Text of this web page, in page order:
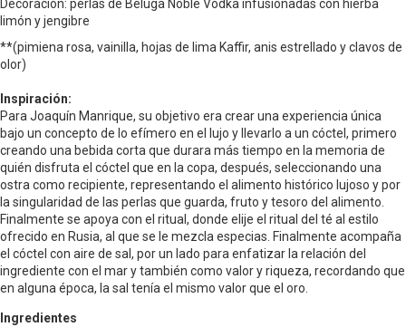
Decoración: perlas de Beluga Noble Vodka infusionadas con hierba
limón y jengibre
**(pimiena rosa, vainilla, hojas de lima Kaffir, anis estrellado y clavos de
olor)
Inspiración:
Para Joaquín Manrique, su objetivo era crear una experiencia única
bajo un concepto de lo efímero en el lujo y llevarlo a un cóctel, primero
creando una bebida corta que durara más tiempo en la memoria de
quién disfruta el cóctel que en la copa, después, seleccionando una
ostra como recipiente, representando el alimento histórico lujoso y por
la singularidad de las perlas que guarda, fruto y tesoro del alimento.
Finalmente se apoya con el ritual, donde elije el ritual del té al estilo
ofrecido en Rusia, al que se le mezcla especias. Finalmente acompaña
el cóctel con aire de sal, por un lado para enfatizar la relación del
ingrediente con el mar y también como valor y riqueza, recordando que
en alguna época, la sal tenía el mismo valor que el oro.
Ingredientes